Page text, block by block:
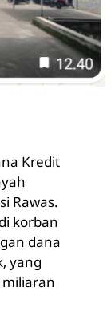
Kredit
Rawas.
korban
dana
yang